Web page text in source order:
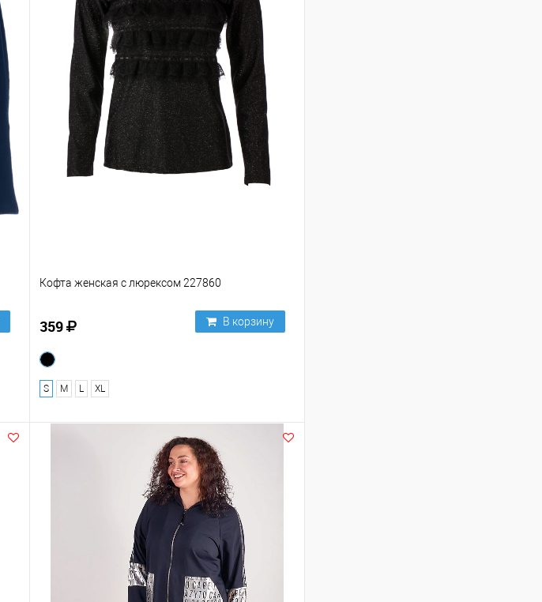
Кофта женская с люрексом 227860
359 В корзину
S M L XL